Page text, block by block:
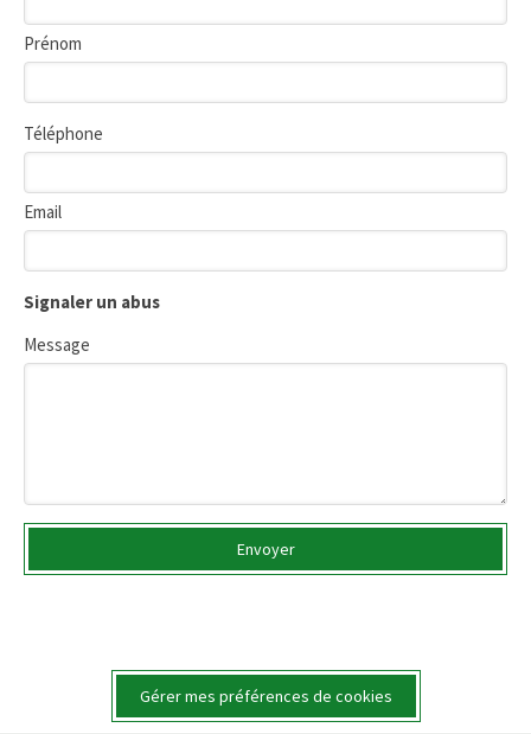
Prénom
Téléphone
Email
Signaler un abus
Message
Envoyer
Gérer mes préférences de cookies